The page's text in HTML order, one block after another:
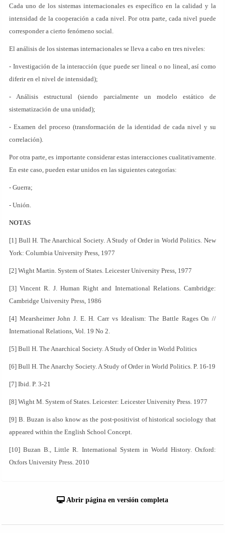
Cada uno de los sistemas internacionales es específico en la calidad y la
intensidad de la cooperación a cada nivel. Por otra parte, cada nivel puede
corresponder a cierto fenómeno social.
El análisis de los sistemas internacionales se lleva a cabo en tres niveles:
- Investigación de la interacción (que puede ser lineal o no lineal, así como
diferir en el nivel de intensidad);
- Análisis estructural (siendo parcialmente un modelo estático de
sistematización de una unidad);
- Examen del proceso (transformación de la identidad de cada nivel y su
correlación).
Por otra parte, es importante considerar estas interacciones cualitativamente.
En este caso, pueden estar unidos en las siguientes categorías:
- Guerra;
- Unión.
NOTAS
[1] Bull H. The Anarchical Society. A Study of Order in World Politics. New
York: Columbia University Press, 1977
[2] Wight Martin. System of States. Leicester University Press, 1977
[3] Vincent R. J. Human Right and International Relations. Cambridge:
Cambridge University Press, 1986
[4] Mearsheimer John J. E. H. Carr vs Idealism: The Battle Rages On //
International Relations, Vol. 19 No 2.
[5] Bull H. The Anarchical Society. A Study of Order in World Politics
[6] Bull H. The Anarchy Society. A Study of Order in World Politics. P. 16-19
[7] Ibid. P. 3-21
[8] Wight M. System of States. Leicester: Leicester University Press. 1977
[9] B. Buzan is also know as the post-positivist of historical sociology that
appeared within the English School Concept.
[10] Buzan B., Little R. International System in World History. Oxford:
Oxfors University Press. 2010
Abrir página en versión completa